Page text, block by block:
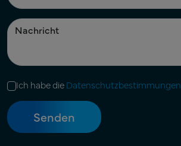
Ich habe dieDatenschutzbestimmungen